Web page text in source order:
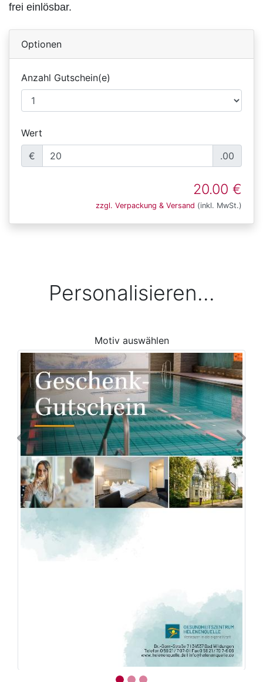
frei einlösbar.
Optionen
Anzahl Gutschein(e)
Wert
€
.00
20.00 €
zzgl. Verpackung & Versand (inkl. MwSt.)
Personalisieren...
Motiv auswählen
Previous Next